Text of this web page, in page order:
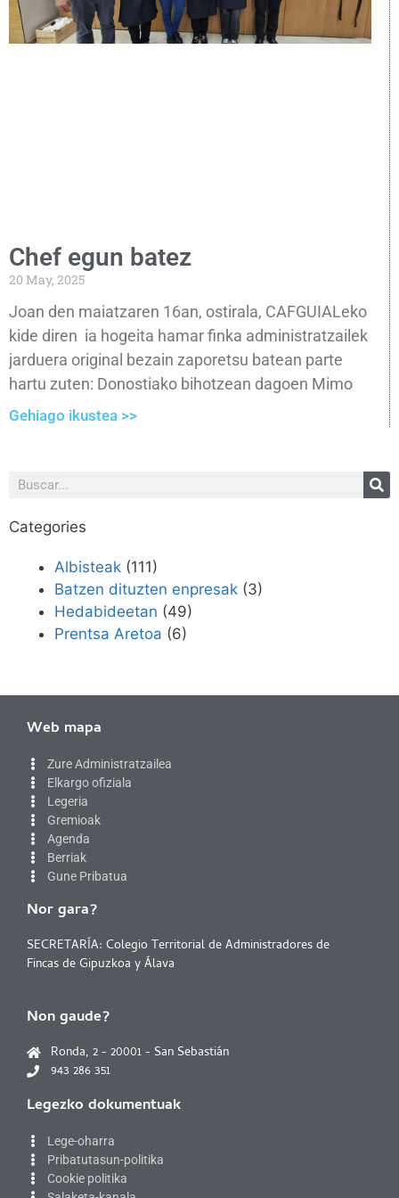
Chef egun batez
20 May, 2025
Joan den maiatzaren 16an, ostirala, CAFGUIALeko
kide diren ia hogeita hamar finka administratzailek
jarduera original bezain zaporetsu batean parte
hartu zuten: Donostiako bihotzean dagoen Mimo
Gehiago ikustea >>
Categories
Albisteak (111)
Batzen dituzten enpresak (3)
Hedabideetan (49)
Prentsa Aretoa (6)
Web mapa
Zure Administratzailea
Elkargo ofiziala
Legeria
Gremioak
Agenda
Berriak
Gune Pribatua
Nor gara?
SECRETARÍA: Colegio Territorial de Administradores de
Fincas de Gipuzkoa y Álava
Non gaude?
Ronda, 2 - 20001 - San Sebastián
943 286 351
Legezko dokumentuak
Lege-oharra
Pribatutasun-politika
Cookie politika